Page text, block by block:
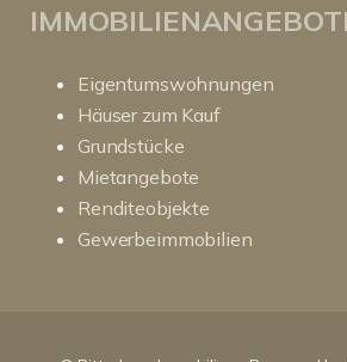
Eigentumswohnungen
Häuser zum Kauf
Grundstücke
Mietangebote
Renditeobjekte
Gewerbeimmobilien